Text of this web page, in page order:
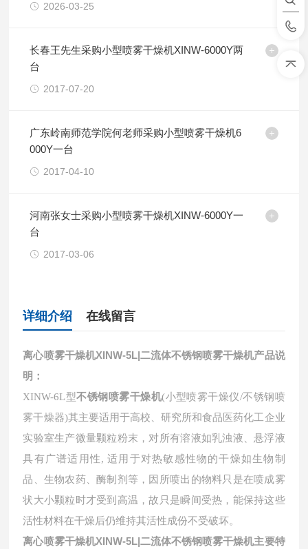
2026-03-25
长春王先生采购小型喷雾干燥机XINW-6000Y两
台
2017-07-20
广东岭南师范学院何老师采购小型喷雾干燥机6
000Y一台
2017-04-10
河南张女士采购小型喷雾干燥机XINW-6000Y一
台
2017-03-06
详细介绍 在线留言
离心喷雾干燥机XINW-5L|二流体不锈钢喷雾干燥机产品说
明：
XINW-6L型不锈钢 喷雾干燥机(小型喷雾干燥仪/不锈钢 喷
雾干燥器)其主要适用于高校、研究所和食品医药化工企业
实验室生产微量颗粒粉末，对所有溶液如乳浊液、悬浮液
具有广谱适用性,适用于对热敏感性物的干燥如生物制
品、生物农药、酶制剂等，因所喷出的物料只是在喷成雾
状大小颗粒时才受到高温，故只是瞬间受热，能保持这些
活性材料在干燥后仍维持其活性成份不受破坏。
离心喷雾干燥机XINW-5L|二流体不锈钢喷雾干燥机主要特